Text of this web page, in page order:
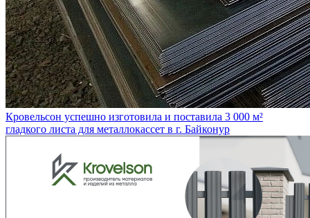
Кровельсон успешно изготовила и поставила 3 000 м²
гладкого листа для металлокассет в г. Байконур